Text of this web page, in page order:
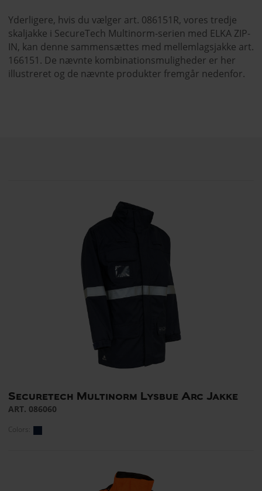
Yderligere, hvis du vælger art. 086151R, vores tredje
skaljakke i SecureTech Multinorm-serien med ELKA ZIP-
IN, kan denne sammensættes med mellemlagsjakke art.
166151. De nævnte kombinationsmuligheder er her
illustreret og de nævnte produkter fremgår nedenfor.
Securetech Multinorm Lysbue Arc Jakke
ART. 086060
Colors: